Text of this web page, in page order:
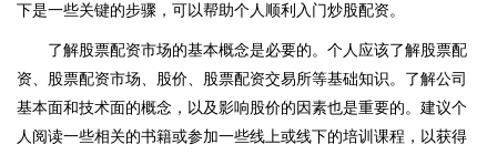
下是一些关键的步骤，可以帮助个人顺利入门炒股配资。
了解股票配资市场的基本概念是必要的。个人应该了解股票配
资、股票配资市场、股价、股票配资交易所等基础知识。了解公司
基本面和技术面的概念，以及影响股价的因素也是重要的。建议个
人阅读一些相关的书籍或参加一些线上或线下的培训课程，以获得